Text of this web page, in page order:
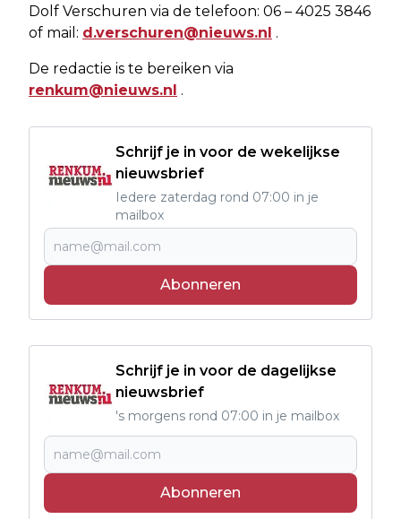
Dolf Verschuren via de telefoon: 06 – 4025 3846
of mail: d.verschuren@nieuws.nl .
De redactie is te bereiken via
renkum@nieuws.nl .
Schrijf je in voor de wekelijkse
nieuwsbrief
Iedere zaterdag rond 07:00 in je
mailbox
Abonneren
Schrijf je in voor de dagelijkse
nieuwsbrief
's morgens rond 07:00 in je mailbox
Abonneren